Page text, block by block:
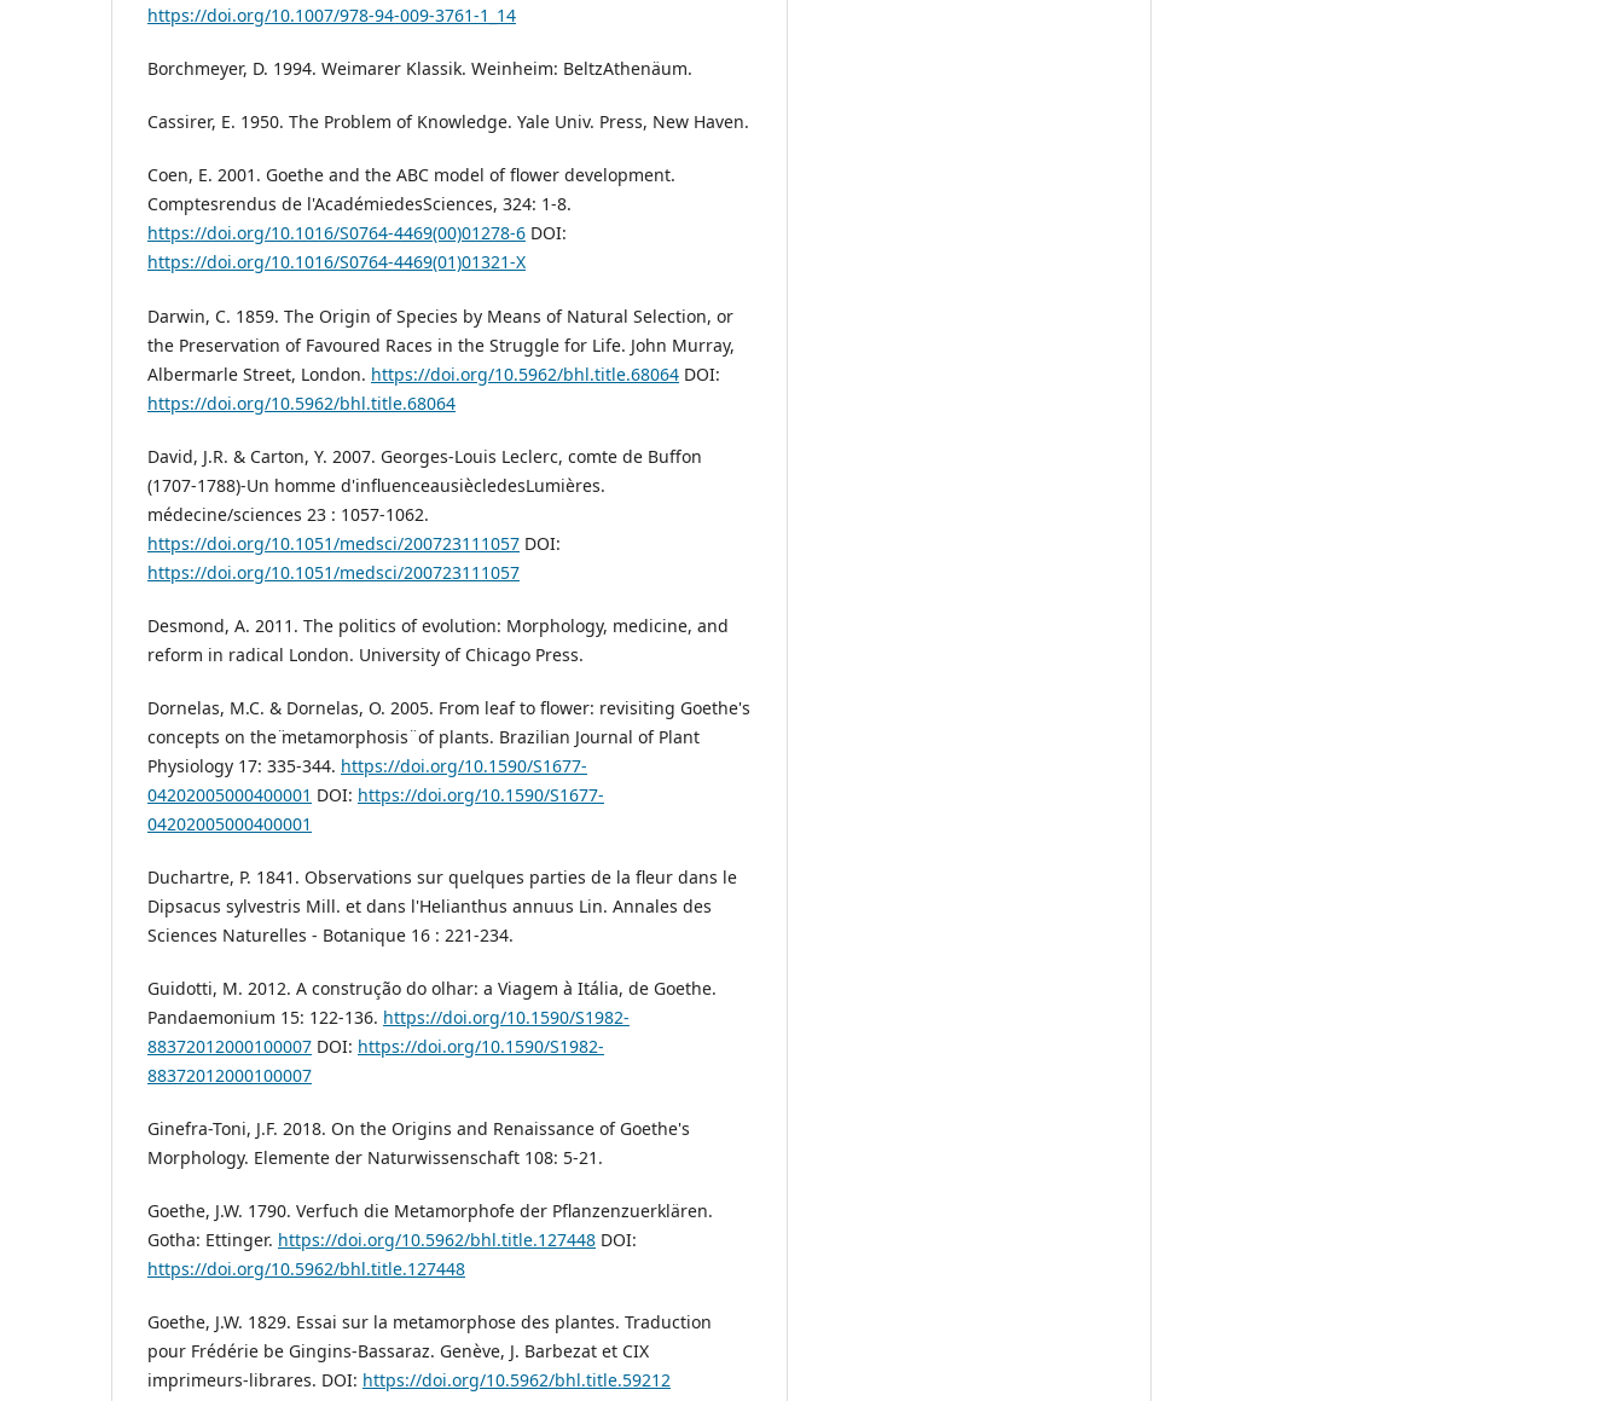
https://doi.org/10.1007/978-94-009-3761-1_14
Borchmeyer, D. 1994. Weimarer Klassik. Weinheim: BeltzAthenäum.
Cassirer, E. 1950. The Problem of Knowledge. Yale Univ. Press, New Haven.
Coen, E. 2001. Goethe and the ABC model of flower development.
Comptesrendus de l'AcadémiedesSciences, 324: 1-8.
https://doi.org/10.1016/S0764-4469(00)01278-6 DOI:
https://doi.org/10.1016/S0764-4469(01)01321-X
Darwin, C. 1859. The Origin of Species by Means of Natural Selection, or
the Preservation of Favoured Races in the Struggle for Life. John Murray,
Albermarle Street, London. https://doi.org/10.5962/bhl.title.68064 DOI:
https://doi.org/10.5962/bhl.title.68064
David, J.R. & Carton, Y. 2007. Georges-Louis Leclerc, comte de Buffon
(1707-1788)-Un homme d'influenceausiècledesLumières.
médecine/sciences 23 : 1057-1062.
https://doi.org/10.1051/medsci/200723111057 DOI:
https://doi.org/10.1051/medsci/200723111057
Desmond, A. 2011. The politics of evolution: Morphology, medicine, and
reform in radical London. University of Chicago Press.
Dornelas, M.C. & Dornelas, O. 2005. From leaf to flower: revisiting Goethe's
concepts on the ̈metamorphosis ̈ of plants. Brazilian Journal of Plant
Physiology 17: 335-344. https://doi.org/10.1590/S1677-
04202005000400001 DOI: https://doi.org/10.1590/S1677-
04202005000400001
Duchartre, P. 1841. Observations sur quelques parties de la fleur dans le
Dipsacus sylvestris Mill. et dans l'Helianthus annuus Lin. Annales des
Sciences Naturelles - Botanique 16 : 221-234.
Guidotti, M. 2012. A construção do olhar: a Viagem à Itália, de Goethe.
Pandaemonium 15: 122-136. https://doi.org/10.1590/S1982-
88372012000100007 DOI: https://doi.org/10.1590/S1982-
88372012000100007
Ginefra-Toni, J.F. 2018. On the Origins and Renaissance of Goethe's
Morphology. Elemente der Naturwissenschaft 108: 5-21.
Goethe, J.W. 1790. Verfuch die Metamorphofe der Pflanzenzuerklären.
Gotha: Ettinger. https://doi.org/10.5962/bhl.title.127448 DOI:
https://doi.org/10.5962/bhl.title.127448
Goethe, J.W. 1829. Essai sur la metamorphose des plantes. Traduction
pour Frédérie be Gingins-Bassaraz. Genève, J. Barbezat et CIX
imprimeurs-librares. DOI: https://doi.org/10.5962/bhl.title.59212